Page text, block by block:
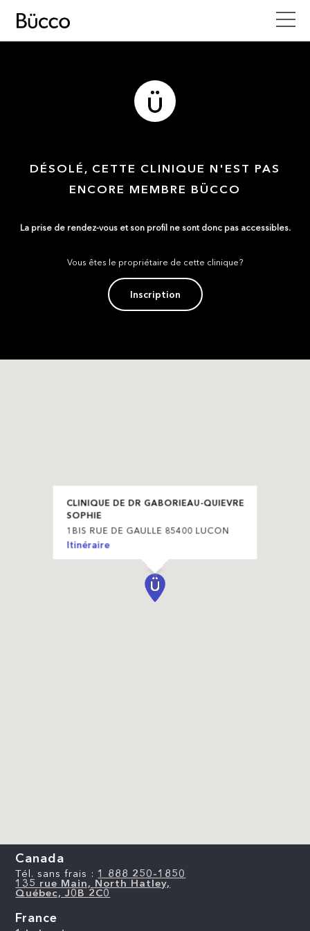
DÉSOLÉ, CETTE CLINIQUE N'EST PAS
ENCORE MEMBRE BÜCCO
La prise de rendez-vous et son profil ne sont donc pas accessibles.
Vous êtes le propriétaire de cette clinique?
Inscription
CLINIQUE DE DR GABORIEAU-QUIEVRE
SOPHIE
1BIS RUE DE GAULLE 85400 LUCON
Itinéraire
Canada
Tél. sans frais : 1 888 250-1850
135 rue Main, North Hatley,
Québec, J0B 2C0
France